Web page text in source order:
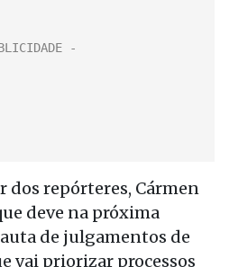
dos repórteres, Cármen
deve na próxima
de julgamentos de
vai priorizar processos